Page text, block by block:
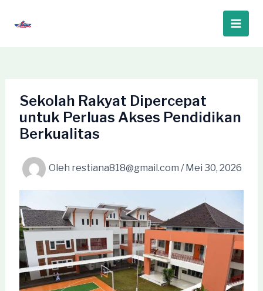
Main
Sekolah Rakyat Dipercepat
untuk Perluas Akses Pendidikan
Berkualitas
Oleh restiana818@gmail.com / Mei 30, 2026